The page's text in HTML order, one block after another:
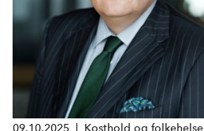
09.10.2025 Kosthold og folkehelse